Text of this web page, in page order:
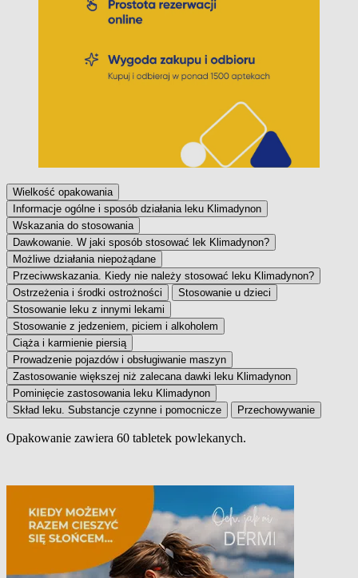
Wielkość opakowania
Informacje ogólne i sposób działania leku Klimadynon
Wskazania do stosowania
Dawkowanie. W jaki sposób stosować lek Klimadynon?
Możliwe działania niepożądane
Przeciwwskazania. Kiedy nie należy stosować leku Klimadynon?
Ostrzeżenia i środki ostrożności
Stosowanie u dzieci
Stosowanie leku z innymi lekami
Stosowanie z jedzeniem, piciem i alkoholem
Ciąża i karmienie piersią
Prowadzenie pojazdów i obsługiwanie maszyn
Zastosowanie większej niż zalecana dawki leku Klimadynon
Pominięcie zastosowania leku Klimadynon
Skład leku. Substancje czynne i pomocnicze
Przechowywanie
Opakowanie zawiera 60 tabletek powlekanych.